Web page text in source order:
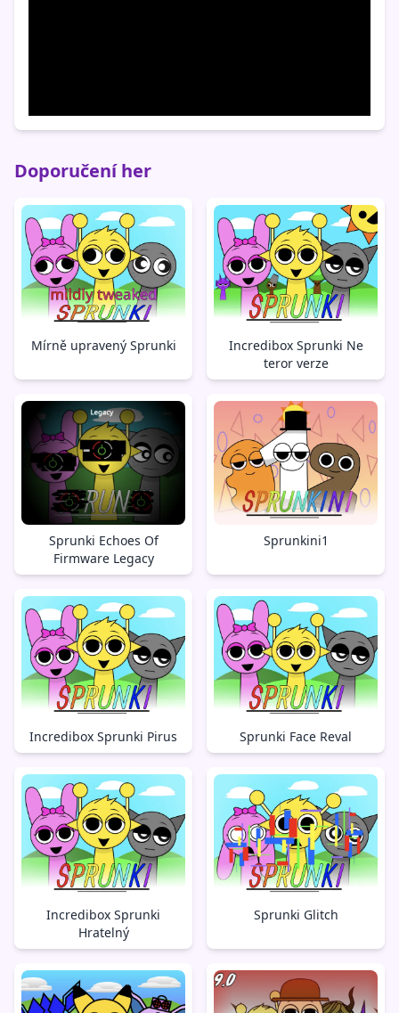
Doporučení her
Mírně upravený Sprunki
Incredibox Sprunki Ne
teror verze
Sprunki Echoes Of
Firmware Legacy
Sprunkini1
Incredibox Sprunki Pirus Sprunki Face Reval
Incredibox Sprunki
Hratelný
Sprunki Glitch